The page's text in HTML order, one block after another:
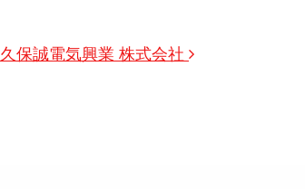
久保誠電気興業 株式会社